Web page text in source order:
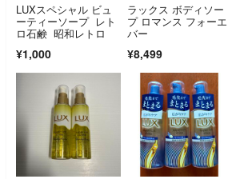
LUXスペシャル ビュ
ーティーソープ レト
ロ石鹸 昭和レトロ
¥1,000
ラックス ボディソー
プ ロマンス フォーエ
バー
¥8,499